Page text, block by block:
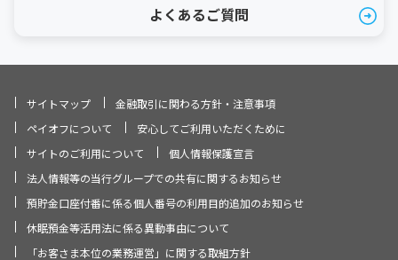
よくあるご質問
サイトマップ
金融取引に関わる方針・注意事項
ペイオフについて
安心してご利用いただくために
サイトのご利用について
個人情報保護宣言
法人情報等の当行グループでの共有に関するお知らせ
預貯金口座付番に係る個人番号の利用目的追加のお知らせ
休眠預金等活用法に係る異動事由について
「お客さま本位の業務運営」に関する取組方針